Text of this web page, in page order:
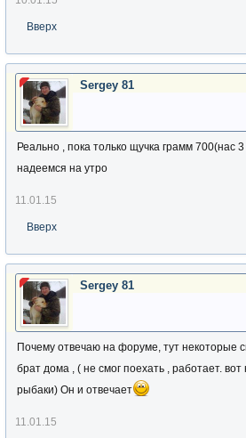
Вверх
Sergey 81
Реально , пока только щучка грамм 700(нас
надеемся на утро
11.01.15
Вверх
Sergey 81
Почему отвечаю на форуме, тут некоторые
брат дома , ( не смог поехать , работает. вот
рыбаки) Он и отвечает
11.01.15